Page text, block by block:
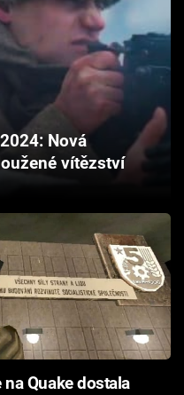
Nová
vítězství
Quake dostala